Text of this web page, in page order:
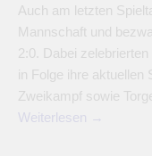
Auch am letzten
Mannschaft und
2:0. Dabei
in Folge ihre aktuellen
Zweikampf sowie
Weiterlesen →